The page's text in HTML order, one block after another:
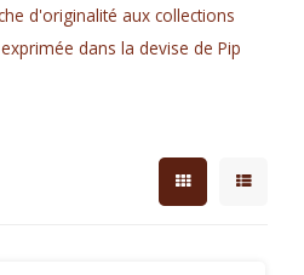
d'originalité aux collections
dans la devise de Pip